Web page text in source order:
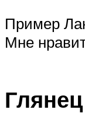
Пример
Мне
Глянец